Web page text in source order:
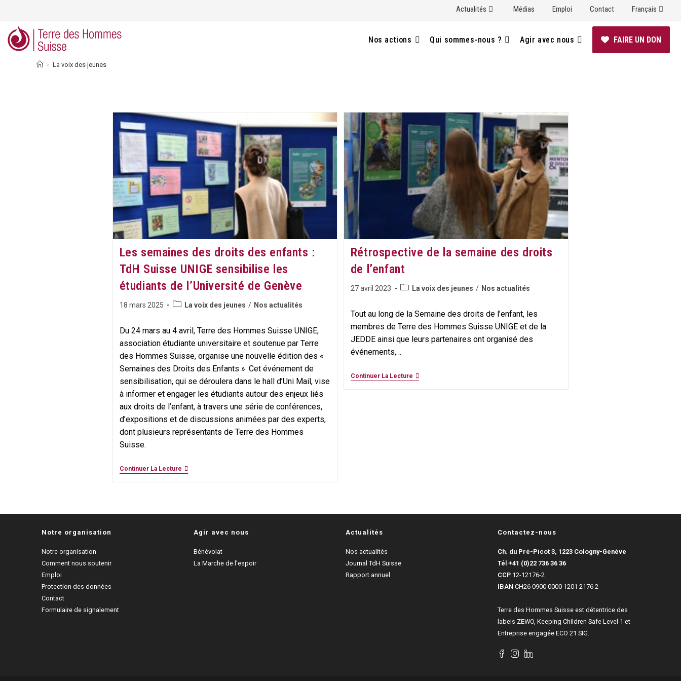
content
Actualités Médias Emploi Contact Français
Nos actions Qui sommes-nous ? Agir avec nous FAIRE UN DON
> La voix des jeunes
Les semaines des droits des enfants :
TdH Suisse UNIGE sensibilise les
étudiants de l’Université de Genève
Publication
18 mars 2025
PostLa voix des jeunes / Nos actualités
Du 24 mars au 4 avril, Terre des Hommes Suisse UNIGE,
association étudiante universitaire et soutenue par Terre
des Hommes Suisse, organise une nouvelle édition des «
Semaines des Droits des Enfants ». Cet événement de
sensibilisation, qui se déroulera dans le hall d’Uni Mail, vise
à informer et engager les étudiants autour des enjeux liés
aux droits de l’enfant, à travers une série de conférences,
d’expositions et de discussions animées par des experts,
dont plusieurs représentants de Terre des Hommes
Suisse.
Continuer La LectureLes
Suisse
Sensibilise
Étudiants
Rétrospective de la semaine des droits
de l’enfant
Publication
27 avril 2023
PostLa voix des jeunes / Nos actualités
Tout au long de la Semaine des droits de l’enfant, les
membres de Terre des Hommes Suisse UNIGE et de la
JEDDE ainsi que leurs partenaires ont organisé des
événements,…
Continuer La LectureRétrospective
Notre organisation
Notre organisation
Comment nous soutenir
Emploi
Protection des données
Contact
Formulaire de signalement
Agir avec nous
Bénévolat
La Marche de l’espoir
Actualités
Nos actualités
Journal TdH Suisse
Rapport annuel
Contactez-nous
Ch. du Pré-Picot 3, 1223 Cologny-Genève
Tél +41 (0)22 736 36 36
CCP 12-12176-2
IBAN CH26 0900 0000 1201 2176 2
Terre des Hommes Suisse est détentrice des
labels ZEWO, Keeping Children Safe Level 1 et
Entreprise engagée ECO 21 SIG.